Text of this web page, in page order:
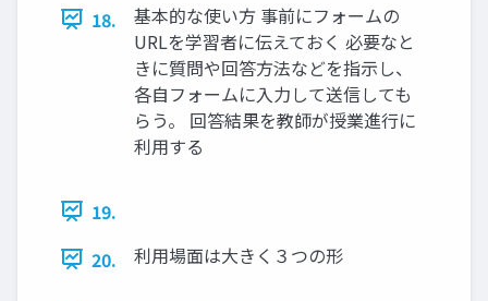
18.
基本的な使い方 事前にフォームの
URLを学習者に伝えておく 必要なと
きに質問や回答方法などを指示し、
各自フォームに入力して送信しても
らう。 回答結果を教師が授業進行に
利用する
19.
20.
利用場面は大きく３つの形